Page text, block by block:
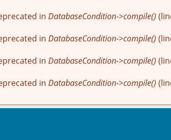
in DatabaseCondition->compile()
in DatabaseCondition->compile()
in DatabaseCondition->compile()
in DatabaseCondition->compile()